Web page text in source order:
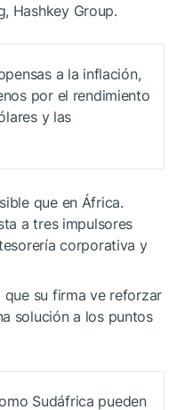
Hashkey Group.
a la inflación,
por el rendimiento
y las
que en África.
a tres impulsores
corporativa y
que su firma ve reforzar
solución a los puntos
Sudáfrica pueden